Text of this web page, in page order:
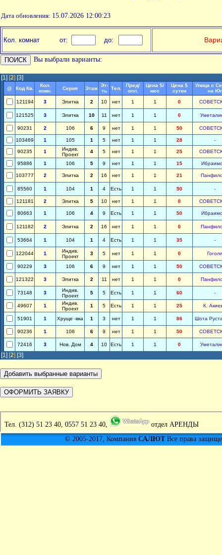
Дата обновления: 15.07.2026 12:00:23
Кол. комнат от: до:
Вы выбрали варианты:
[1] [2] [3]
@ Код Кв.
Кол.
комн.
Серия Этаж
Эт-
ть
Тел.
Пред/
опл.
Цена $/
мес
Цена $
сутки
Улица с
на Юг
121194
3 Элитка 2 10 нет 1 1 0
121525 3 Элитка 10 11 нет 1 1 0
90231 2 106 6 9 нет 1 1 50
103469 1 105 1 5 нет 1 1 28 -
90235 1
Индив.
Проект
4 5 нет 1 1 25
95886 1 106 5 9 нет 1 1 15
103777 2 Элитка 2 16 нет 1 1 21
85560 1 104 1 4 Есть 1 1 50 -
121181 2 Элитка 5 10 нет 1 1 0
80663 1 106 4 9 Есть 1 1 50
121182 2 Элитка 2 16 нет 1 1 0
53664 1 104 1 4 Есть 1 1 35 -
122044 1
Индив.
Проект
3 5 нет 1 1 0 Гоголя
90229 3 106 6 9 нет 1 1 50
121322 3 Элитка 2 11 нет 1 1 0
73148 3
Индив.
Проект
5 5 Есть 1 1 60 -
49607 1
Индив.
Проект
1 5 Есть 1 1 25 К.
51901 1 Хруще -вка 1 3 нет 1 1 86 Шота
90236 1 106 6 9 нет 1 1 50
72416 3 Нов. Дом 4 10 Есть 1 1 0
[1] [2] [3]
Тел. (312) 51 23 40, 0557 51 23 40,
отдел АРЕНДЫ
© 2005-2017, Компания САЛЮТВсе права